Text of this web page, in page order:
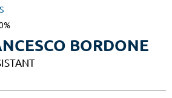
BORDONE